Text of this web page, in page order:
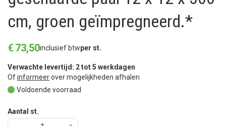
cm, groen geïmpregneerd.*
€ 73,50inclusief btwper st.
Verwachte levertijd: 2 tot 5 werkdagen
Ofinformeerover mogelijkheden afhalen
Voldoende voorraad
Aantal st.